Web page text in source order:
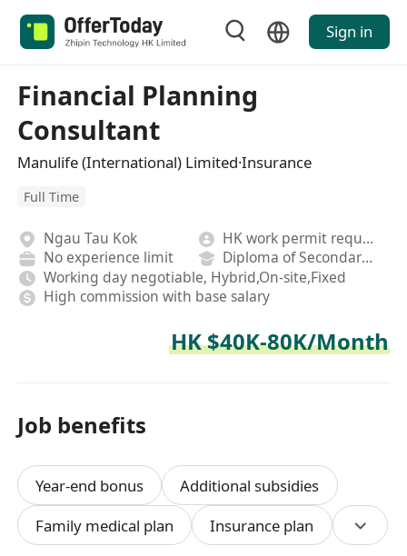
Sign in
Financial Planning
Consultant
Manulife (International) Limited·Insurance
Full Time
Ngau Tau Kok
HK work permit required
No experience limit
Diploma of Secondary School
Working day negotiable, Hybrid,On-site,Fixed
High commission with base salary
HK $40K-80K/Month
Job benefits
Year-end bonus
Additional subsidies
Family medical plan
Insurance plan